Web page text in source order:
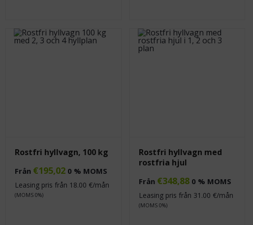
Rostfri hyllvagn, 100 kg
Från €195,02 0 % MOMS
Leasing pris från 18.00 €/mån
(MOMS 0%)
Rostfri hyllvagn med
rostfria hjul
Från €348,88 0 % MOMS
Leasing pris från 31.00 €/mån
(MOMS 0%)